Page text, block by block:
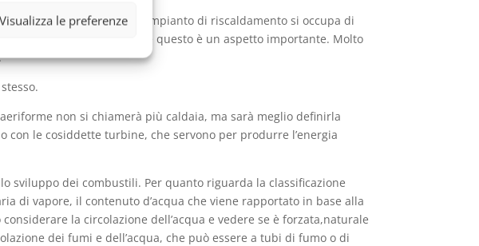
Visualizza le preferenze
che all’interno di un impianto di riscaldamento si occupa di
processo di ebollizione e questo è un aspetto importante. Molto
non si chiamerà più caldaia, ma sarà meglio definirla
le cosiddette turbine, che servono per produrre l’energia
sviluppo dei combustili. Per quanto riguarda la classificazione
di vapore, il contenuto d’acqua che viene rapportato in base alla
la circolazione dell’acqua e vedere se è forzata,naturale
dei fumi e dell’acqua, che può essere a tubi di fumo o di